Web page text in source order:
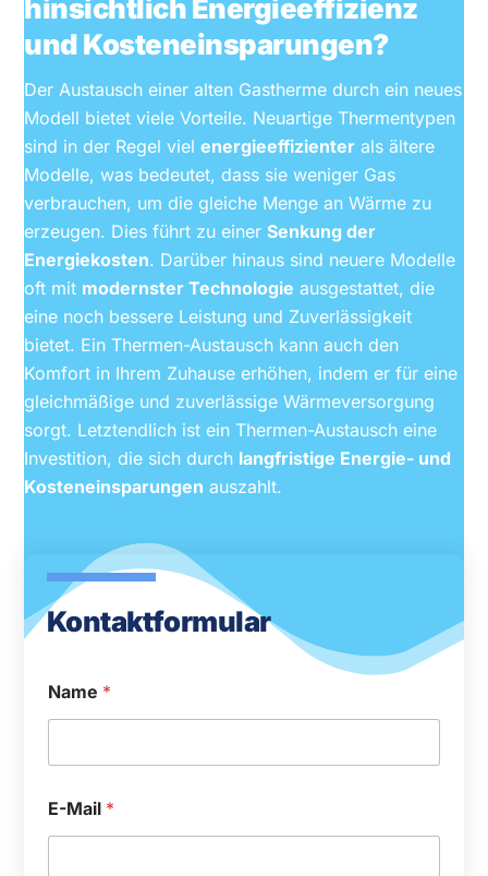
hinsichtlich Energieeffizienz
und Kosteneinsparungen?
Der Austausch einer alten Gastherme durch ein neues
Modell bietet viele Vorteile. Neuartige Thermentypen
sind in der Regel vielenergieeffizienter als ältere
Modelle, was bedeutet, dass sie weniger Gas
verbrauchen, um die gleiche Menge an Wärme zu
erzeugen. Dies führt zu einerSenkung der
Energiekosten. Darüber hinaus sind neuere Modelle
oft mit modernster Technologie ausgestattet, die
eine noch bessere Leistung und Zuverlässigkeit
bietet. Ein Thermen-Austausch kann auch den
Komfort in Ihrem Zuhause erhöhen, indem er für eine
gleichmäßige und zuverlässige Wärmeversorgung
sorgt. Letztendlich ist ein Thermen-Austausch eine
Investition, die sich durch langfristige Energie- und
Kosteneinsparungen auszahlt.
Kontaktformular
Name *
E-Mail *